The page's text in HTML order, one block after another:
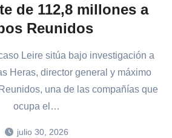
de 112,8 millones a
Reunidos
Leire sitúa bajo investigación a
Heras, director general y máximo
una de las compañías que
ocupa el…
julio 30, 2026